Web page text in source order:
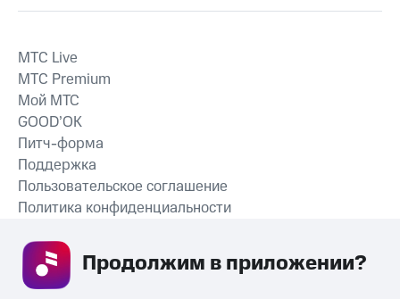
СКАЧАТЬ ПРИЛОЖЕНИЕ
MTС Live
MTС Premium
Мой МТС
GOOD’OK
Питч-форма
Поддержка
Пользовательское соглашение
Политика конфиденциальности